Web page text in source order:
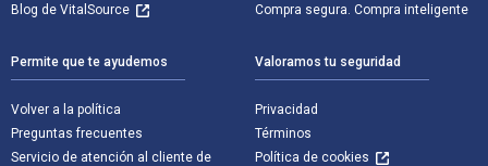
Blog de VitalSource
Compra segura. Compra inteligente
Permite que te ayudemos
Volver a la política
Preguntas frecuentes
Servicio de atención al cliente de
Valoramos tu seguridad
Privacidad
Términos
Política de cookies